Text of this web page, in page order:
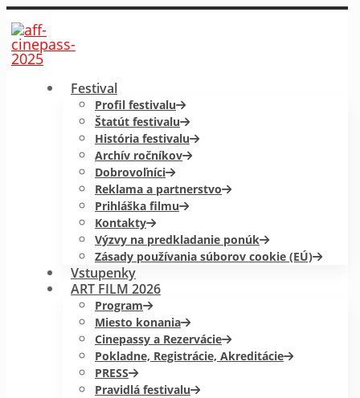
Festival
Profil festivalu
Štatút festivalu
História festivalu
Archív ročníkov
Dobrovoľníci
Reklama a partnerstvo
Prihláška filmu
Kontakty
Výzvy na predkladanie ponúk
Zásady používania súborov cookie (EÚ)
Vstupenky
ART FILM 2026
Program
Miesto konania
Cinepassy a Rezervácie
Pokladne, Registrácie, Akreditácie
PRESS
Pravidlá festivalu